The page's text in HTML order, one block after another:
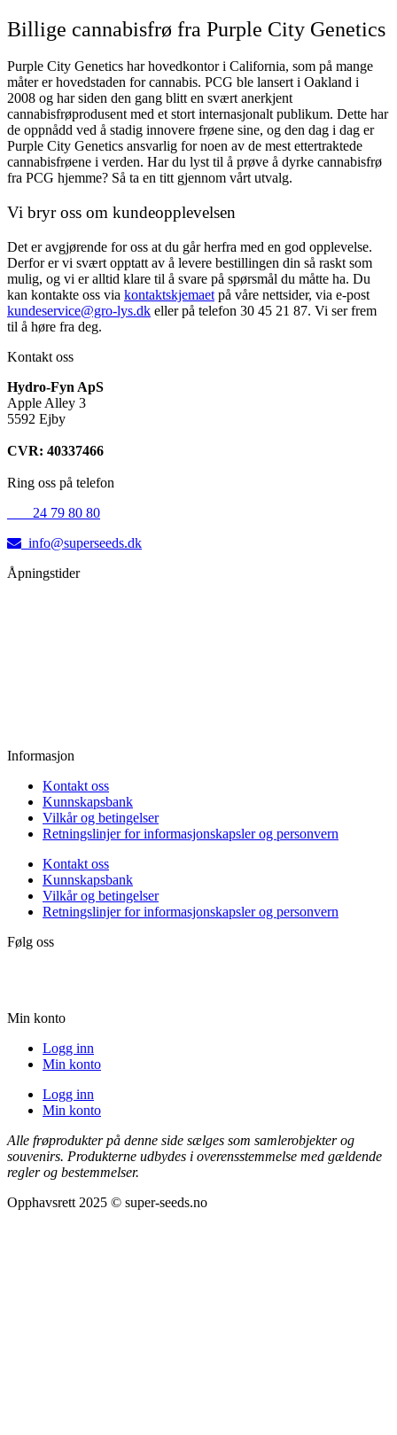
Billige cannabisfrø fra Purple City Genetics
Purple City Genetics har hovedkontor i California, som på mange
måter er hovedstaden for cannabis. PCG ble lansert i Oakland i
2008 og har siden den gang blitt en svært anerkjent
cannabisfrøprodusent med et stort internasjonalt publikum. Dette har
de oppnådd ved å stadig innovere frøene sine, og den dag i dag er
Purple City Genetics ansvarlig for noen av de mest ettertraktede
cannabisfrøene i verden. Har du lyst til å prøve å dyrke cannabisfrø
fra PCG hjemme? Så ta en titt gjennom vårt utvalg.
Vi bryr oss om kundeopplevelsen
Det er avgjørende for oss at du går herfra med en god opplevelse.
Derfor er vi svært opptatt av å levere bestillingen din så raskt som
mulig, og vi er alltid klare til å svare på spørsmål du måtte ha. Du
kan kontakte oss via kontaktskjemaet på våre nettsider, via e-post
kundeservice@gro-lys.dk eller på telefon 30 45 21 87. Vi ser frem
til å høre fra deg.
Kontakt oss
Hydro-Fyn ApS
Apple Alley 3
5592 Ejby
CVR: 40337466
Ring oss på telefon
24 79 80 80
info@superseeds.dk
Åpningstider
Informasjon
Kontakt oss
Kunnskapsbank
Vilkår og betingelser
Retningslinjer for informasjonskapsler og personvern
Kontakt oss
Kunnskapsbank
Vilkår og betingelser
Retningslinjer for informasjonskapsler og personvern
Følg oss
Min konto
Logg inn
Min konto
Logg inn
Min konto
Alle frøprodukter på denne side sælges som samlerobjekter og
souvenirs. Produkterne udbydes i overensstemmelse med gældende
regler og bestemmelser.
Opphavsrett 2025 © super-seeds.no